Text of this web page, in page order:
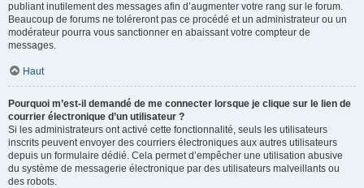
publiant inutilement des messages afin d’augmenter votre rang sur le forum.
Beaucoup de forums ne toléreront pas ce procédé et un administrateur ou un
modérateur pourra vous sanctionner en abaissant votre compteur de
messages.
Haut
Pourquoi m’est-il demandé de me connecter lorsque je clique sur le lien de
courrier électronique d’un utilisateur ?
Si les administrateurs ont activé cette fonctionnalité, seuls les utilisateurs
inscrits peuvent envoyer des courriers électroniques aux autres utilisateurs
depuis un formulaire dédié. Cela permet d’empêcher une utilisation abusive
du système de messagerie électronique par des utilisateurs malveillants ou
des robots.